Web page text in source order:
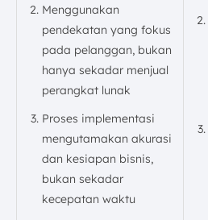
Menggunakan
pendekatan yang fokus
pada pelanggan, bukan
hanya sekadar menjual
perangkat lunak
Proses implementasi
mengutamakan akurasi
dan kesiapan bisnis,
bukan sekadar
kecepatan waktu